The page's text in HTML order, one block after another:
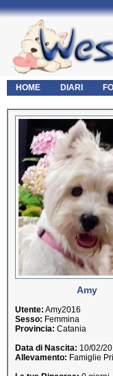
HOME DIARI
Amy
Utente: Amy2016
Sesso: Femmina
Provincia: Catania
Data di Nascita: 10/02/
Allevamento: Famiglie